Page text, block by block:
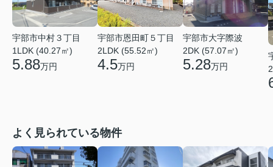
宇部市中村３丁目
1LDK (40.27㎡)
5.88万円
宇部市恩田町５丁目
2LDK (55.52㎡)
4.5万円
宇部市大字際波
2DK (57.07㎡)
5.28万円
よく見られている物件